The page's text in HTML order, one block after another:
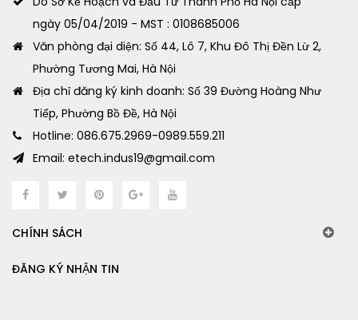
ngày 05/04/2019 - MST : 0108685006
Văn phòng đại diện: Số 44, Lô 7, Khu Đô Thị Đền Lừ 2,
Phường Tương Mai, Hà Nội
Địa chỉ đăng ký kinh doanh: Số 39 Đường Hoàng Như
Tiếp, Phường Bồ Đề, Hà Nội
Hotline: 086.675.2969-0989.559.211
Email: etech.indus19@gmail.com
CHÍNH SÁCH
ĐĂNG KÝ NHẬN TIN